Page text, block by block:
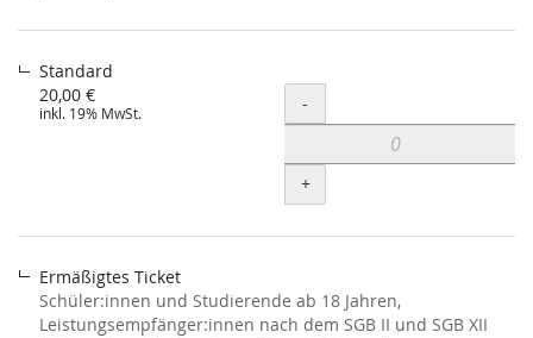
bis
Standard
20,00 €
inkl. 19% MwSt. Menge
-
+
Ermäßigtes Ticket
Schüler:innen und Studierende ab 18 Jahren,
Leistungsempfänger:innen nach dem SGB II und SGB XII